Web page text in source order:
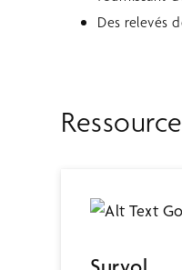
Des relevés